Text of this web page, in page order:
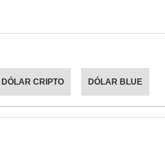
DÓLAR CRIPTO DÓLAR BLUE